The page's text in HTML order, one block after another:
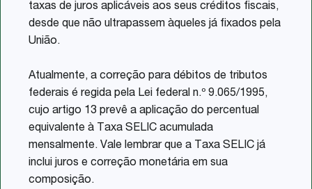
taxas de juros aplicáveis aos seus créditos fiscais,
desde que não ultrapassem àqueles já fixados pela
União.
Atualmente, a correção para débitos de tributos
federais é regida pela Lei federal n.º 9.065/1995,
cujo artigo 13 prevê a aplicação do percentual
equivalente à Taxa SELIC acumulada
mensalmente. Vale lembrar que a Taxa SELIC já
inclui juros e correção monetária em sua
composição.